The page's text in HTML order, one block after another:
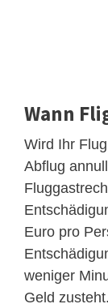
Wann
Wird Ihr
Abflug
Euro pro
weniger
Geld zusteht.